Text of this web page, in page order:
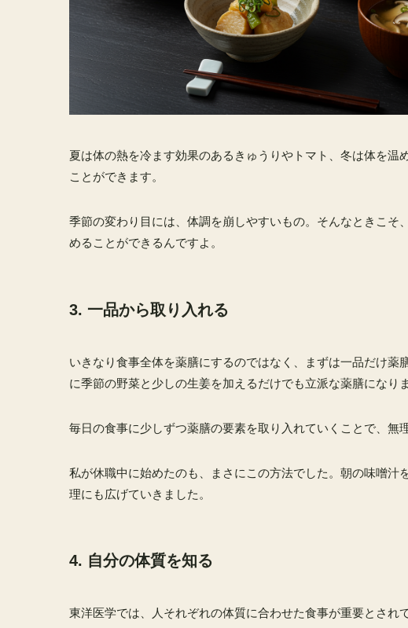
夏は体の熱を冷ます効果のあるきゅうりやトマト、冬は体を
ことができます。
季節の変わり目には、体調を崩しやすいもの。そんなときこ
めることができるんですよ。
3. 一品から取り入れる
いきなり食事全体を薬膳にするのではなく、まずは一品だけ
に季節の野菜と少しの生姜を加えるだけでも立派な薬膳になりま
毎日の食事に少しずつ薬膳の要素を取り入れていくことで、無
私が休職中に始めたのも、まさにこの方法でした。朝の味噌
理にも広げていきました。
4. 自分の体質を知る
東洋医学では、人それぞれの体質に合わせた食事が重要とさ